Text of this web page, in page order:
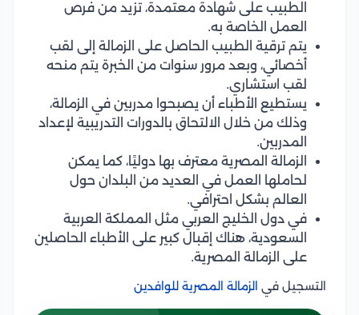
الطبيب على شهادة معتمدة، تزيد من فرص
العمل الخاصة به.
يتم ترقية الطبيب الحاصل على الزمالة إلى لقب
أخصائي، وبعد مرور سنوات من الخبرة يتم منحه
لقب استشاري.
يستطيع الأطباء أن يصبحوا مدربين في الزمالة،
وذلك من خلال الالتحاق بالدورات التدريبية لإعداد
المدربين.
الزمالة المصرية معترف بها دوليًا، كما يمكن
لحاملها العمل في العديد من البلدان حول
العالم بشكل احترافي.
في دول الخليج العربي مثل المملكة العربية
السعودية، هناك إقبال كبير على الأطباء الحاصلين
على الزمالة المصرية.
التسجيل في الزمالة المصرية للوافدين